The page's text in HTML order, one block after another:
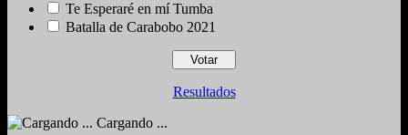
Te Esperaré en mí Tumba
Batalla de Carabobo 2021
Resultados
Cargando ...